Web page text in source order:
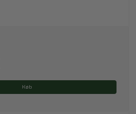
Køb